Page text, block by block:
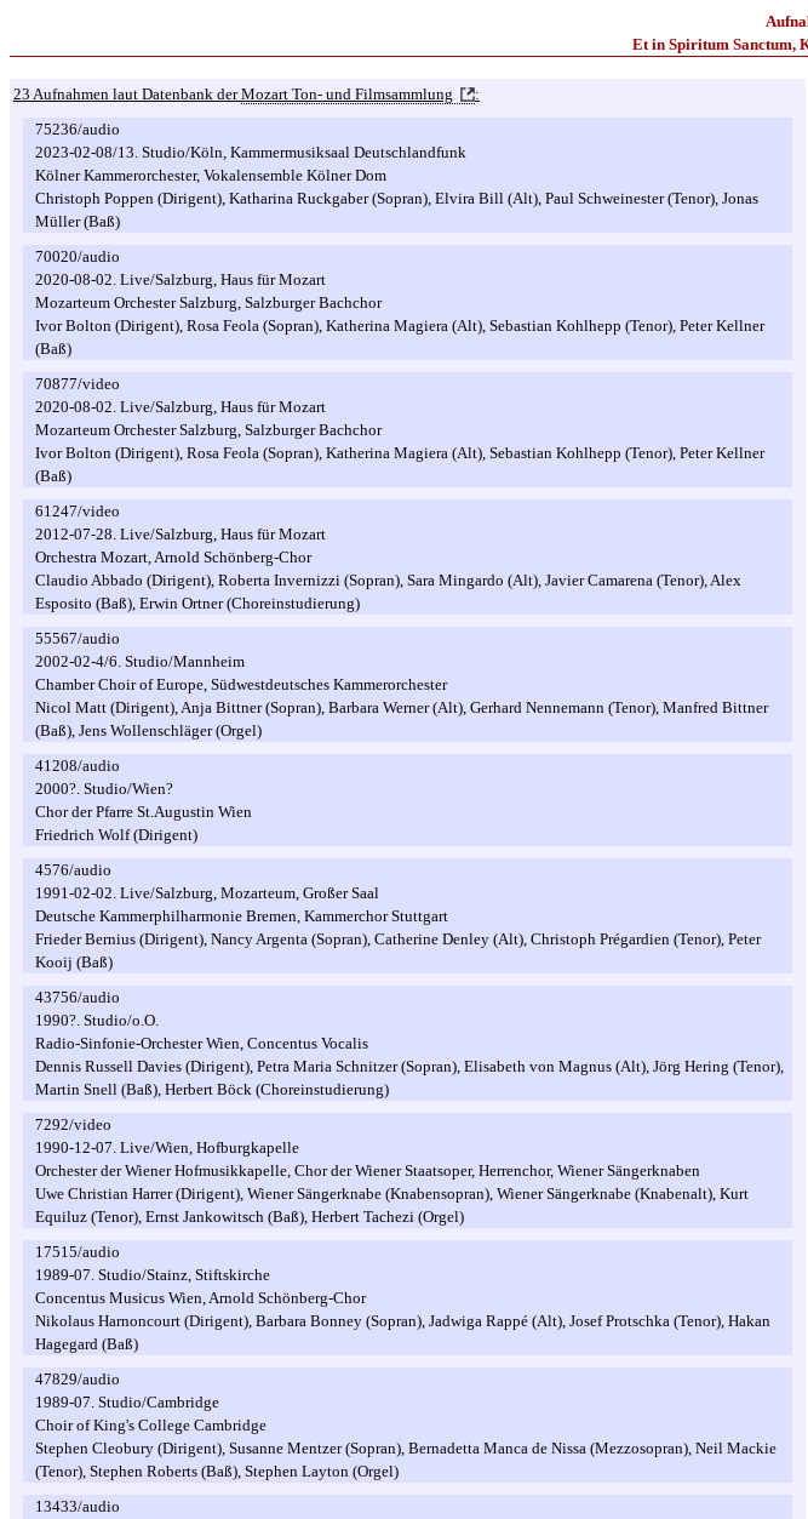
Et in Spiritum Sanctum,
23 Aufnahmen laut Datenbank derMozart Ton- und Filmsammlung
:
75236/audio
2023-02-08/13. Studio/Köln, Kammermusiksaal Deutschlandfunk
Kölner Kammerorchester, Vokalensemble Kölner Dom
Christoph Poppen (Dirigent), Katharina Ruckgaber (Sopran), Elvira Bill (Alt), Paul Schweinester (Tenor), Jonas
Müller (Baß)
70020/audio
2020-08-02. Live/Salzburg, Haus für Mozart
Mozarteum Orchester Salzburg, Salzburger Bachchor
Ivor Bolton (Dirigent), Rosa Feola (Sopran), Katherina Magiera (Alt), Sebastian Kohlhepp (Tenor), Peter Kellner
(Baß)
70877/video
2020-08-02. Live/Salzburg, Haus für Mozart
Mozarteum Orchester Salzburg, Salzburger Bachchor
Ivor Bolton (Dirigent), Rosa Feola (Sopran), Katherina Magiera (Alt), Sebastian Kohlhepp (Tenor), Peter Kellner
(Baß)
61247/video
2012-07-28. Live/Salzburg, Haus für Mozart
Orchestra Mozart, Arnold Schönberg-Chor
Claudio Abbado (Dirigent), Roberta Invernizzi (Sopran), Sara Mingardo (Alt), Javier Camarena (Tenor), Alex
Esposito (Baß), Erwin Ortner (Choreinstudierung)
55567/audio
2002-02-4/6. Studio/Mannheim
Chamber Choir of Europe, Südwestdeutsches Kammerorchester
Nicol Matt (Dirigent), Anja Bittner (Sopran), Barbara Werner (Alt), Gerhard Nennemann (Tenor), Manfred Bittner
(Baß), Jens Wollenschläger (Orgel)
41208/audio
2000?. Studio/Wien?
Chor der Pfarre St.Augustin Wien
Friedrich Wolf (Dirigent)
4576/audio
1991-02-02. Live/Salzburg, Mozarteum, Großer Saal
Deutsche Kammerphilharmonie Bremen, Kammerchor Stuttgart
Frieder Bernius (Dirigent), Nancy Argenta (Sopran), Catherine Denley (Alt), Christoph Prégardien (Tenor), Peter
Kooij (Baß)
43756/audio
1990?. Studio/o.O.
Radio-Sinfonie-Orchester Wien, Concentus Vocalis
Dennis Russell Davies (Dirigent), Petra Maria Schnitzer (Sopran), Elisabeth von Magnus (Alt), Jörg Hering (Tenor),
Martin Snell (Baß), Herbert Böck (Choreinstudierung)
7292/video
1990-12-07. Live/Wien, Hofburgkapelle
Orchester der Wiener Hofmusikkapelle, Chor der Wiener Staatsoper, Herrenchor, Wiener Sängerknaben
Uwe Christian Harrer (Dirigent), Wiener Sängerknabe (Knabensopran), Wiener Sängerknabe (Knabenalt), Kurt
Equiluz (Tenor), Ernst Jankowitsch (Baß), Herbert Tachezi (Orgel)
17515/audio
1989-07. Studio/Stainz, Stiftskirche
Concentus Musicus Wien, Arnold Schönberg-Chor
Nikolaus Harnoncourt (Dirigent), Barbara Bonney (Sopran), Jadwiga Rappé (Alt), Josef Protschka (Tenor), Hakan
Hagegard (Baß)
47829/audio
1989-07. Studio/Cambridge
Choir of King's College Cambridge
Stephen Cleobury (Dirigent), Susanne Mentzer (Sopran), Bernadetta Manca de Nissa (Mezzosopran), Neil Mackie
(Tenor), Stephen Roberts (Baß), Stephen Layton (Orgel)
13433/audio